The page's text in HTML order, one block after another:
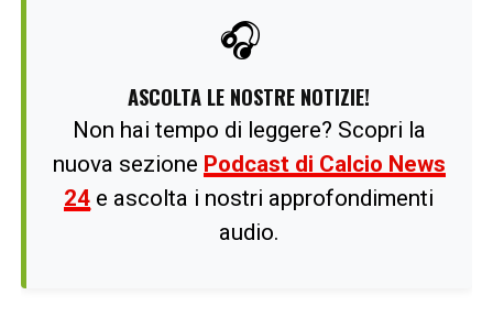
🎧
ASCOLTA LE NOSTRE NOTIZIE!
Non hai tempo di leggere? Scopri la
nuova sezione Podcast di Calcio News
24 e ascolta i nostri approfondimenti
audio.